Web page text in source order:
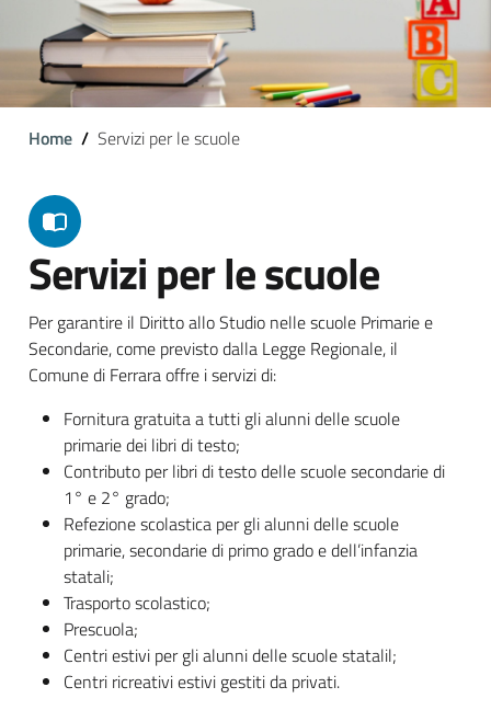
Home Servizi per le scuole
Servizi per le scuole
Per garantire il Diritto allo Studio nelle scuole Primarie e
Secondarie, come previsto dalla Legge Regionale, il
Comune di Ferrara offre i servizi di:
Fornitura gratuita a tutti gli alunni delle scuole
primarie dei libri di testo;
Contributo per libri di testo delle scuole secondarie di
1° e 2° grado;
Refezione scolastica per gli alunni delle scuole
primarie, secondarie di primo grado e dell’infanzia
statali;
Trasporto scolastico;
Prescuola;
Centri estivi per gli alunni delle scuole statalil;
Centri ricreativi estivi gestiti da privati.